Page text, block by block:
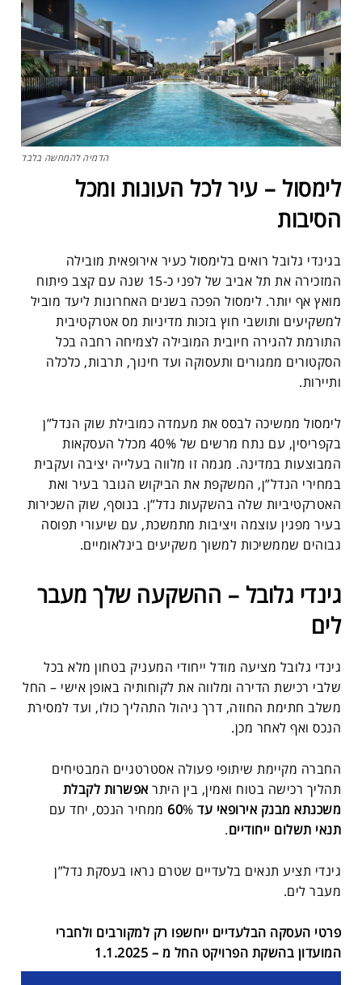
הדמיה להמחשה בלבד
לימסול – עיר לכל העונות ומכל
הסיבות
בגינדי גלובל רואים בלימסול כעיר אירופאית מובילה
המזכירה את תל אביב של לפני כ-15 שנה עם קצב פיתוח
מואץ אף יותר. לימסול הפכה בשנים האחרונות ליעד מוביל
למשקיעים ותושבי חוץ בזכות מדיניות מס אטרקטיבית
התורמת להגירה חיובית המובילה לצמיחה רחבה בכל
הסקטורים ממגורים ותעסוקה ועד חינוך, תרבות, כלכלה
ותיירות.
לימסול ממשיכה לבסס את מעמדה כמובילת שוק הנדל”ן
בקפריסין, עם נתח מרשים של 40% מכלל העסקאות
המבוצעות במדינה. מגמה זו מלווה בעלייה יציבה ועקבית
במחירי הנדל”ן, המשקפת את הביקוש הגובר בעיר ואת
האטרקטיביות שלה בהשקעות נדל”ן. בנוסף, שוק השכירות
בעיר מפגין עוצמה ויציבות מתמשכת, עם שיעורי תפוסה
גבוהים שממשיכות למשוך משקיעים בינלאומיים.
גינדי גלובל – ההשקעה שלך מעבר
לים
גינדי גלובל מציעה מודל ייחודי המעניק בטחון מלא בכל
שלבי רכישת הדירה ומלווה את לקוחותיה באופן אישי – החל
משלב חתימת החוזה, דרך ניהול התהליך כולו, ועד למסירת
הנכס ואף לאחר מכן.
החברה מקיימת שיתופי פעולה אסטרטגיים המבטיחים
תהליך רכישה בטוח ואמין, בין היתר אפשרות לקבלת
משכנתא מבנק אירופאי עד 60 % ממחיר הנכס,
יחד עם
תנאי תשלום ייחודיים.
גינדי תציע תנאים בלעדיים שטרם נראו בעסקת נדל”ן
מעבר לים.
פרטי העסקה הבלעדיים ייחשפו רק למקורבים ולחברי
המועדון בהשקת הפרויקט החל מ – 1.1.2025